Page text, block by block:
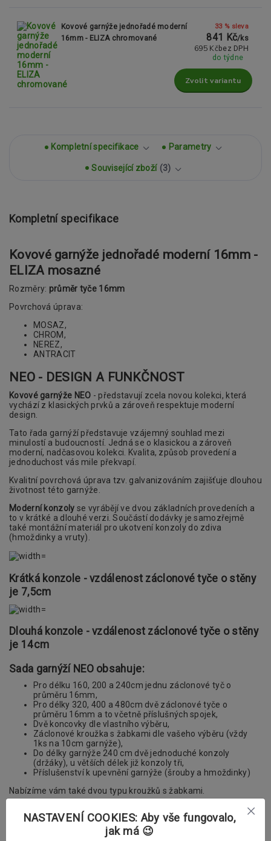
Kovové garnýže jednořadé moderní
16mm - ELIZA chromované
33 % sleva
841 Kč/ks
695 Kč bez DPH
do týdne
Zvolit variantu
Kompletní specifikace Parametry
Související zboží 3
Kompletní specifikace
Kovové garnýže jednořadé moderní 16mm -
ELIZA mosazné
Rozměry: průměr tyče 16mm
Povrchová úprava:
MOSAZ,
CHROM,
NEREZ,
ANTRACIT
NEO - DESIGN A FUNKČNOST
Kovové garnýže NEO - představují zcela novou kolekci, která
vychází z klasických prvků a zároveň respektuje moderní
design.
Tato řada garnýží představuje vzájemný souhlad mezi
minulostí a budoucností. Jedná se o klasickou a zároveň
moderní, nadčasovou kolekci. Kvalita, způsob provedení a
jednoduchost vás mile překvapí.
Kvalitní povrchová úprava tzv. galvanizováním zajišťuje dlouhou
životnost této garnýže.
Moderní konzoly se vyrábějí ve dvou základních provedeních a
to v krátké a dlouhé verzi. Součástí dodávky je samozřejmě
také montážní materiál pro ukotvení konzoly do zdiva
(hmoždinky a vruty).
Krátká konzole - vzdálenost záclonové tyče o stěny
je 7,5cm
Dlouhá konzole - vzdálenost záclonové tyče o stěny
je 14cm
Sada garnýží NEO obsahuje:
Pro délku 160, 200 a 240cm jednu záclonové tyč o
průměru 16mm,
Pro délky 320, 400 a 480cm dvě záclonové tyče o
průměru 16mm a to včetně příslušných spojek,
Dvě koncovky dle vlastního výběru,
Záclonové kroužka s žabkami dle vašeho výběru (vždy
1ks na 10cm garnýže),
Do délky garnýže 240 cm dvě jednoduché konzoly
(držáky), u větších délek již konzoly tři,
Příslušenství k upevnění garnýže (šrouby a hmoždinky)
Nabízíme vám také dvou typu kroužků s žabkami.
Vybrat si můžete mezi klasickými a polstrovanými kroužky.
V příslušenství si v případě potřeby můžete
NASTAVENÍ COOKIES: Aby vše fungovalo,
jak má 😉